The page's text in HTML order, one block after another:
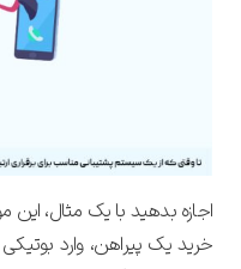
اجازه بدهید با یک مثال،
خرید یک پیراهن، وارد